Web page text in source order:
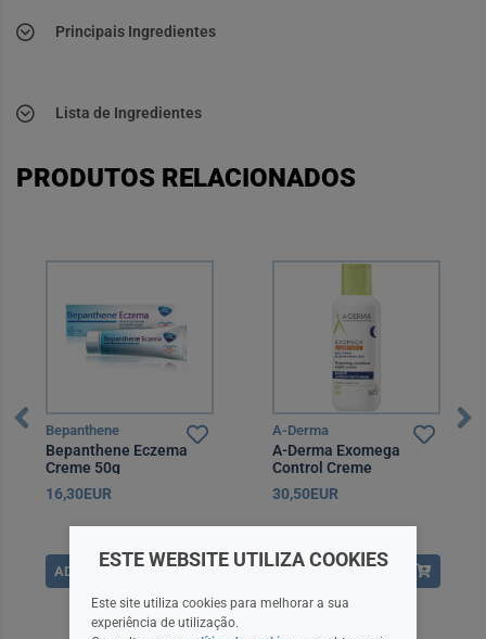
Principais Ingredientes
Lista de Ingredientes
PRODUTOS RELACIONADOS
Bepanthene
Bepanthene Eczema
Creme 50g
16,30EUR
ADICIONAR
A-Derma
A-Derma Exomega
Control Creme
Emoliente Noite 400 ml
30,50EUR
ADICIONAR
ESTE WEBSITE UTILIZA COOKIES
Este site utiliza cookies para melhorar a sua
experiência de utilização.